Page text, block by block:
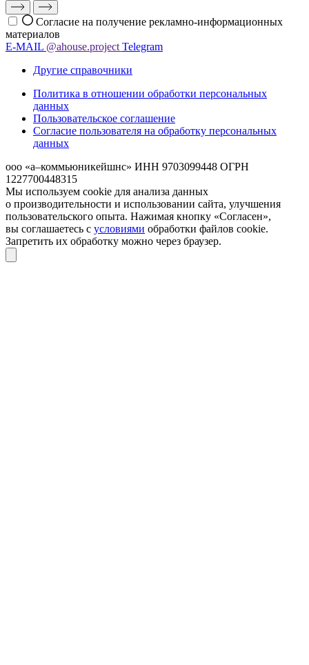
Согласие на получение рекламно-информационных
материалов
E-MAIL @ahouse.project Telegram
Другие справочники
Политика в отношении обработки персональных
данных
Пользовательское соглашение
Согласие пользователя на обработку персональных
данных
ооо «а–коммьюникейшнс» ИНН 9703099448 ОГРН
1227700448315
Мы используем cookie для анализа данных
о производительности и использовании сайта, улучшения
пользовательского опыта. Нажимая кнопку «Согласен»,
вы соглашаетесь с условиями обработки файлов cookie.
Запретить их обработку можно через браузер.